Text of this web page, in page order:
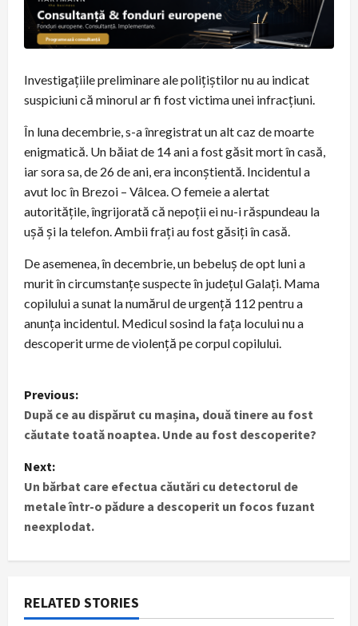
Investigaţiile preliminare ale poliţiştilor nu au indicat
suspiciuni că minorul ar fi fost victima unei infracţiuni.
În luna decembrie, s-a înregistrat un alt caz de moarte
enigmatică. Un băiat de 14 ani a fost găsit mort în casă,
iar sora sa, de 26 de ani, era inconştientă. Incidentul a
avut loc în Brezoi – Vâlcea. O femeie a alertat
autorităţile, îngrijorată că nepoţii ei nu-i răspundeau la
uşă şi la telefon. Ambii fraţi au fost găsiţi în casă.
De asemenea, în decembrie, un bebeluş de opt luni a
murit în circumstanţe suspecte în judeţul Galaţi. Mama
copilului a sunat la numărul de urgenţă 112 pentru a
anunţa incidentul. Medicul sosind la faţa locului nu a
descoperit urme de violenţă pe corpul copilului.
P
o
s
t
n
a
v
Previous:
După ce au dispărut cu mașina, două tinere au fost
căutate toată noaptea. Unde au fost descoperite?
Next:
Un bărbat care efectua căutări cu detectorul de
metale într-o pădure a descoperit un focos fuzant
neexplodat.
RELATED STORIES